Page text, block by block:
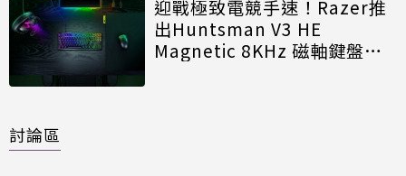
迎戰極致電競手速！Razer推
出Huntsman V3 HE
Magnetic 8KHz 磁軸鍵盤效
討論區